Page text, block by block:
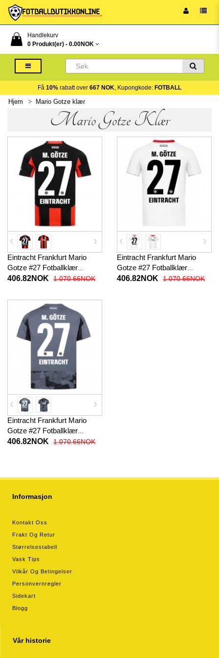
Handlekurv
0 Produkt(er) - 0.00NOK
Få 10% rabatt over 667 NOK, Kupongkode: FOTBALL
Hjem Mario Gotze klær
Mario Gotze Klær
Eintracht Frankfurt Mario
Gotze #27 Fotballklær
Hjemmedrakt 2025-26
406.82NOK 1.070.66NOK
Eintracht Frankfurt Mario
Gotze #27 Fotballklær
Bortedrakt 2025-26 Kortermet
406.82NOK 1.070.66NOK
Eintracht Frankfurt Mario
Gotze #27 Fotballklær
Tredjedrakt 2025-26
406.82NOK 1.070.66NOK
Informasjon
Kontakt Oss
Frakt Og Retur
Størrelsestabell
Vask Tips
Vilkår Og Betingelser
Personvernregler
Sidekart
Blogg
Vår historie